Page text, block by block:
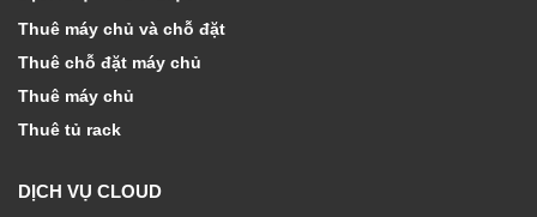
Thuê máy chủ và chỗ đặt
Thuê chỗ đặt máy chủ
Thuê máy chủ
Thuê tủ rack
DỊCH VỤ CLOUD